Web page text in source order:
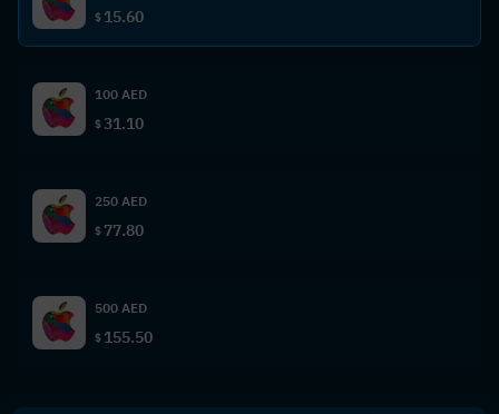
$ 15.60
100 AED
$31.10
250 AED
$ 77.80
500 AED
$ 155.50